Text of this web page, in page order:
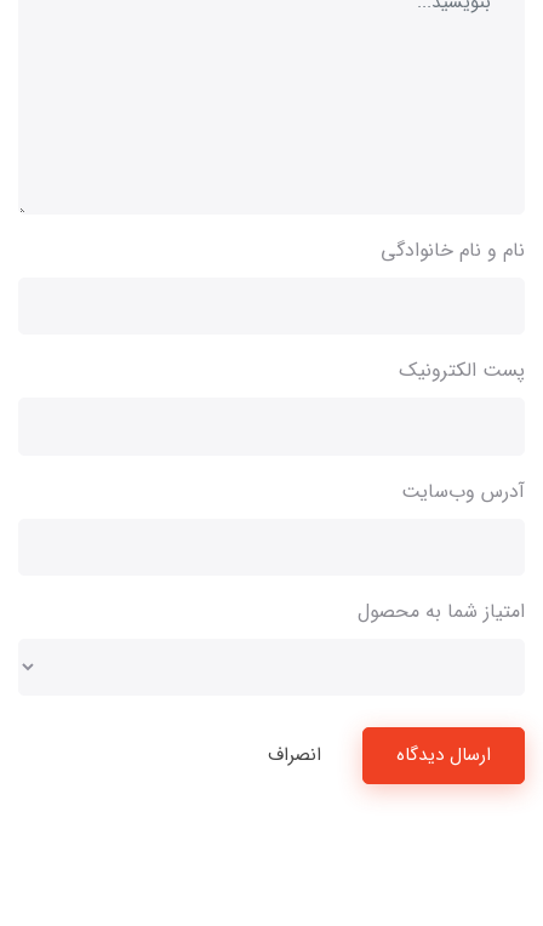
نام و نام خانوادگی
پست الکترونیک
آدرس وب‌سایت
امتیاز شما به محصول
ارسال دیدگاه انصراف